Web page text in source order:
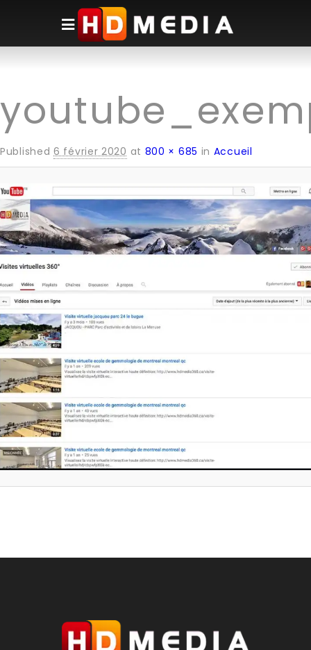
Image navigation
← PREVIOUS
Published 6 février 2020 at 800 × 685 in Accueil